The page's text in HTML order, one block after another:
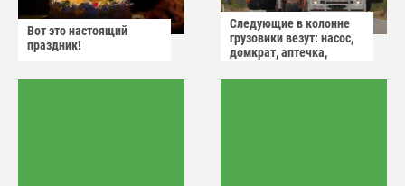
Вот это настоящий
праздник!
Следующие в колонне
грузовики везут: насос,
домкрат, аптечка,